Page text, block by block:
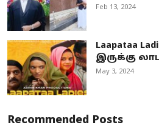
Feb 13, 2024
Laapataa
இருக்கு
May 3, 2024
Recommended Posts